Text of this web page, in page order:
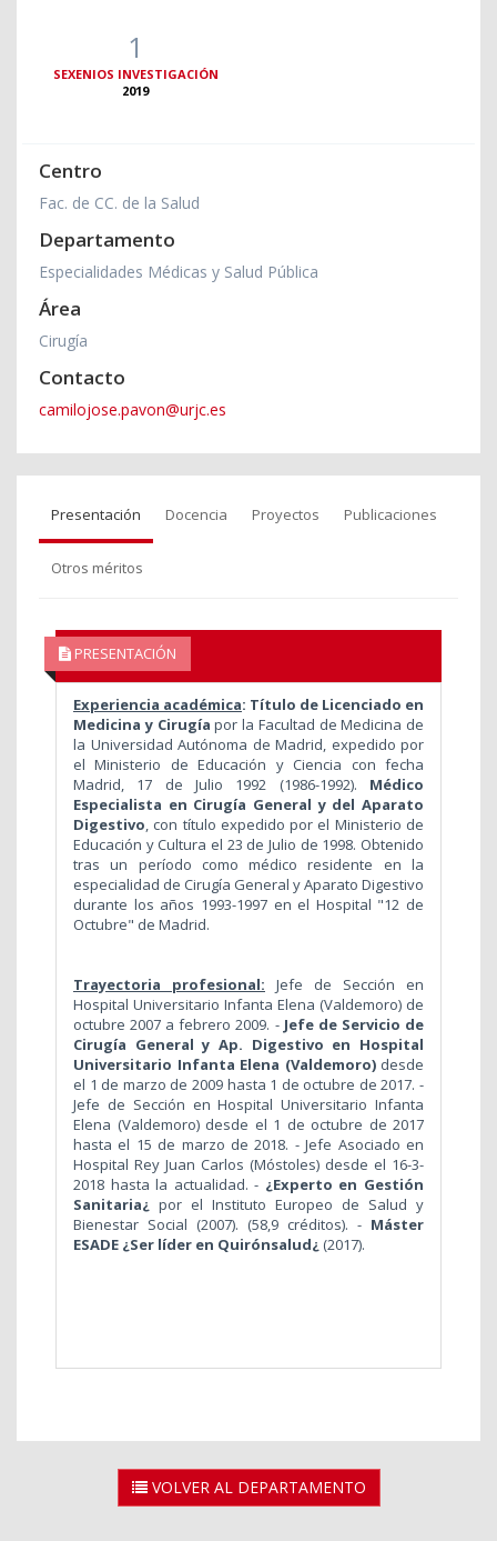
1
SEXENIOS INVESTIGACIÓN
2019
Centro
Fac. de CC. de la Salud
Departamento
Especialidades Médicas y Salud Pública
Área
Cirugía
Contacto
camilojose.pavon@urjc.es
Presentación Docencia Proyectos Publicaciones
Otros méritos
PRESENTACIÓN
Experiencia académica: Título de Licenciado en
Medicina y Cirugía por la Facultad de Medicina de
la Universidad Autónoma de Madrid, expedido por
el Ministerio de Educación y Ciencia con fecha
Madrid, 17 de Julio 1992 (1986-1992). Médico
Especialista en Cirugía General y del Aparato
Digestivo, con título expedido por el Ministerio de
Educación y Cultura el 23 de Julio de 1998. Obtenido
tras un período como médico residente en la
especialidad de Cirugía General y Aparato Digestivo
durante los años 1993-1997 en el Hospital "12 de
Octubre" de Madrid.
Trayectoria profesional: Jefe de Sección en
Hospital Universitario Infanta Elena (Valdemoro) de
octubre 2007 a febrero 2009. - Jefe de Servicio de
Cirugía General y Ap. Digestivo en Hospital
Universitario Infanta Elena (Valdemoro)desde
el 1 de marzo de 2009 hasta 1 de octubre de 2017. -
Jefe de Sección en Hospital Universitario Infanta
Elena (Valdemoro) desde el 1 de octubre de 2017
hasta el 15 de marzo de 2018. - Jefe Asociado en
Hospital Rey Juan Carlos (Móstoles) desde el 16-3-
2018 hasta la actualidad. - ¿Experto en Gestión
Sanitaria¿ por el Instituto Europeo de Salud y
Bienestar Social (2007). (58,9 créditos). - Máster
ESADE ¿Ser líder en Quirónsalud¿ (2017).
VOLVER AL DEPARTAMENTO